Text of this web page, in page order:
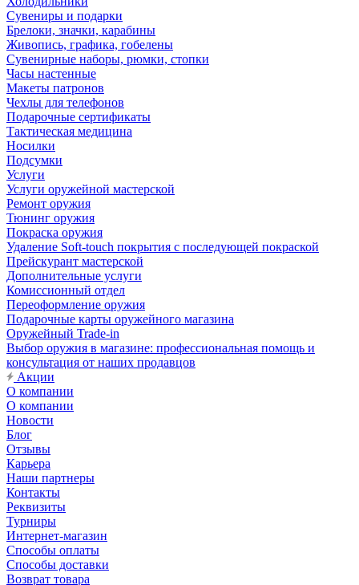
Сувениры и подарки
Брелоки, значки, карабины
Живопись, графика, гобелены
Сувенирные наборы, рюмки, стопки
Часы настенные
Макеты патронов
Чехлы для телефонов
Подарочные сертификаты
Тактическая медицина
Носилки
Подсумки
Услуги
Услуги оружейной мастерской
Ремонт оружия
Тюнинг оружия
Покраска оружия
Удаление Soft-touch покрытия с последующей покраской
Прейскурант мастерской
Дополнительные услуги
Комиссионный отдел
Переоформление оружия
Подарочные карты оружейного магазина
Оружейный Trade-in
Выбор оружия в магазине: профессиональная помощь и
консультация от наших продавцов
Акции
О компании
О компании
Новости
Блог
Отзывы
Карьера
Наши партнеры
Контакты
Реквизиты
Турниры
Интернет-магазин
Способы оплаты
Способы доставки
Возврат товара